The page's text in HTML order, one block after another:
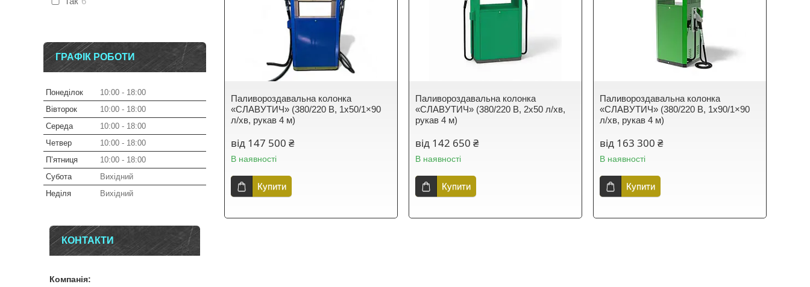
Паливороздавальна колонка
«СЛАВУТИЧ» (380/220 В, 1x50/1×90
л/хв, рукав 4 м)
від 147 500 ₴
В наявності
Купити
Паливороздавальна колонка
«СЛАВУТИЧ» (380/220 В, 2x50 л/хв,
рукав 4 м)
від 142 650 ₴
В наявності
Купити
Паливороздавальна колонка
«СЛАВУТИЧ» (380/220 В, 1x90/1×90
л/хв, рукав 4 м)
від 163 300 ₴
В наявності
Купити
ГРАФІК РОБОТИ
Понеділок 10:00
18:00
Вівторок
10:00
18:00
Середа
10:00
18:00
Четвер
10:00
18:00
Пʼятниця
10:00
18:00
Субота
Вихідний
Неділя
Вихідний
КОНТАКТИ